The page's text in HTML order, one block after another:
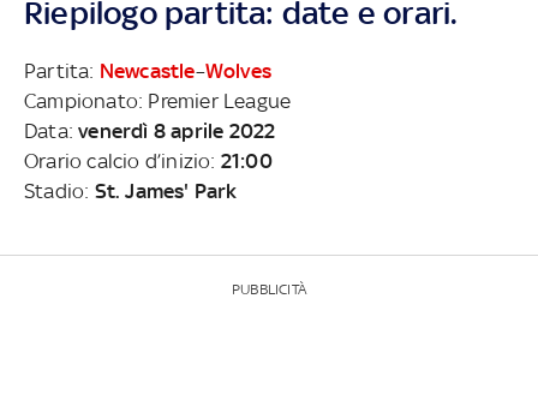
Riepilogo partita: date e orari.
Partita: Newcastle–Wolves
Campionato: Premier League
Data:venerdì 8 aprile 2022
Orario calcio d’inizio: 21:00
Stadio: St. James' Park
PUBBLICITÀ